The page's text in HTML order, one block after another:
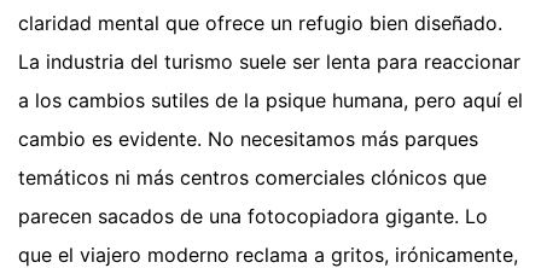
claridad mental que ofrece un refugio bien diseñado.
La industria del turismo suele ser lenta para reaccionar
a los cambios sutiles de la psique humana, pero aquí el
cambio es evidente. No necesitamos más parques
temáticos ni más centros comerciales clónicos que
parecen sacados de una fotocopiadora gigante. Lo
que el viajero moderno reclama a gritos, irónicamente,